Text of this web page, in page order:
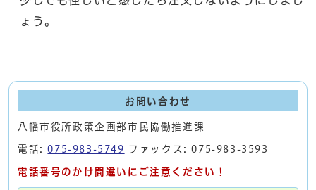
ょう。
お問い合わせ
八幡市役所政策企画部市民協働推進課
電話:075-983-5749 ファックス: 075-983-3593
電話番号のかけ間違いにご注意ください！